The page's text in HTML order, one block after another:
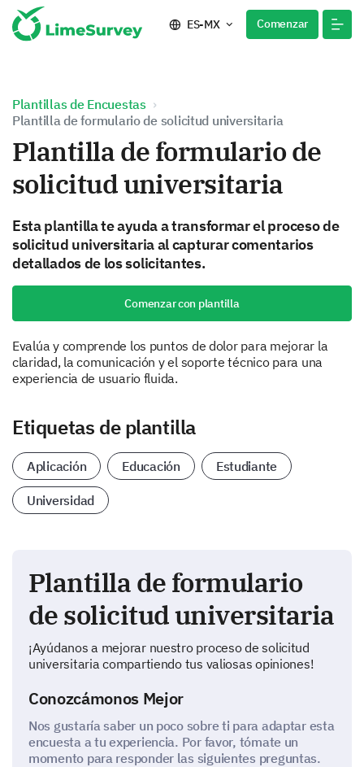
ES-MX Comenzar
Plantillas de Encuestas
Plantilla de formulario de solicitud universitaria
Plantilla de formulario de
solicitud universitaria
Esta plantilla te ayuda a transformar el proceso de
solicitud universitaria al capturar comentarios
detallados de los solicitantes.
Comenzar con plantilla
Evalúa y comprende los puntos de dolor para mejorar la
claridad, la comunicación y el soporte técnico para una
experiencia de usuario fluida.
Etiquetas de plantilla
Aplicación Educación Estudiante
Universidad
Plantilla de formulario
de solicitud universitaria
¡Ayúdanos a mejorar nuestro proceso de solicitud
universitaria compartiendo tus valiosas opiniones!
Conozcámonos Mejor
Nos gustaría saber un poco sobre ti para adaptar esta
encuesta a tu experiencia. Por favor, tómate un
momento para responder las siguientes preguntas.